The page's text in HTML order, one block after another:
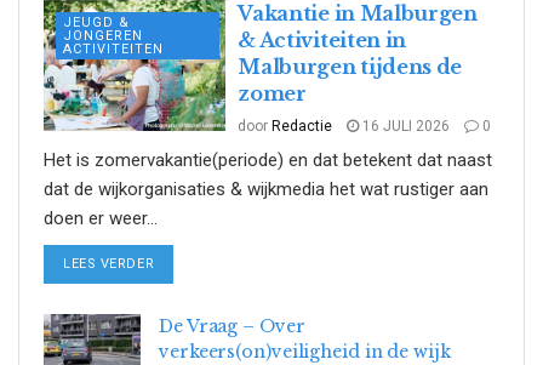
JEUGD &
JONGEREN
ACTIVITEITEN
Vakantie in Malburgen
& Activiteiten in
Malburgen tijdens de
zomer
door Redactie 16 JULI 2026 0
Het is zomervakantie(periode) en dat betekent dat naast
dat de wijkorganisaties & wijkmedia het wat rustiger aan
doen er weer...
LEES VERDER
De Vraag – Over
verkeers(on)veiligheid in de wijk